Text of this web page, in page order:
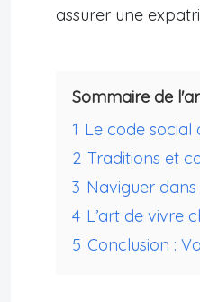
assurer une
Sommaire de
1 Le code
2 Traditions et
3 Naviguer
4 L’art de vivre
5 Conclusion :